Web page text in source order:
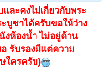
ละคงไม่เกี่ยวกับพระ
บูชาได้ครับขอให้ว่าง
งห้องน้ำ ไม่อยู่ด้าน
รับรองมีแต่ความ
ใครครับ)